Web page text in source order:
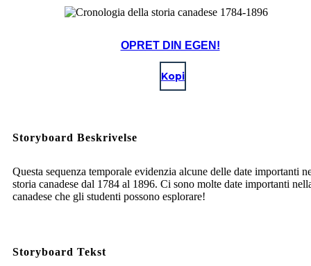
OPRET DIN EGEN!
Kopi
Storyboard Beskrivelse
Questa sequenza temporale evidenzia alcune delle date importanti
storia canadese dal 1784 al 1896. Ci sono molte date importanti
canadese che gli studenti possono esplorare!
Storyboard Tekst